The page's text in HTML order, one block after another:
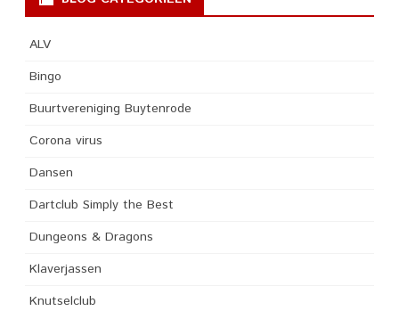
ALV
Bingo
Buurtvereniging Buytenrode
Corona virus
Dansen
Dartclub Simply the Best
Dungeons & Dragons
Klaverjassen
Knutselclub